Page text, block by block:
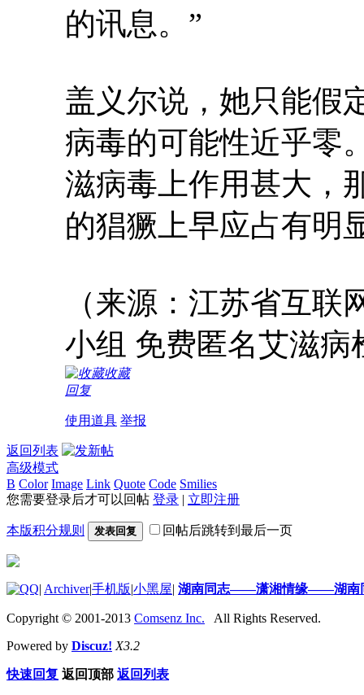
的讯息。”
盖义尔说，她只能假
病毒的可能性近乎零
滋病毒上作用甚大，
的猖獗上早应占有明
（来源：江苏省互
小组 免费匿名艾滋病
收藏
回复
使用道具 举报
返回列表
高级模式
B Color Image Link Quote Code Smilies
您需要登录后才可以回帖 登录 | 立即注册
本版积分规则 发表回复 回帖后跳转到最后一页
| Archiver|手机版|小黑屋| 湖南同志——潇湘情缘——湖南
Copyright © 2001-2013 Comsenz Inc. All Rights Reserved.
Powered by Discuz! X3.2
快速回复 返回顶部 返回列表